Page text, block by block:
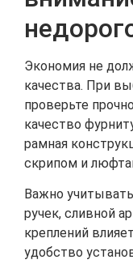
Экономия не
качества. При
проверьте
качество
рамная
скрипом и
Важно
ручек, сливной
креплений
удобство